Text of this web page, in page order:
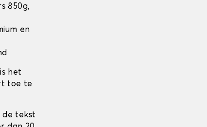
850g,
en
het
toe te
de tekst